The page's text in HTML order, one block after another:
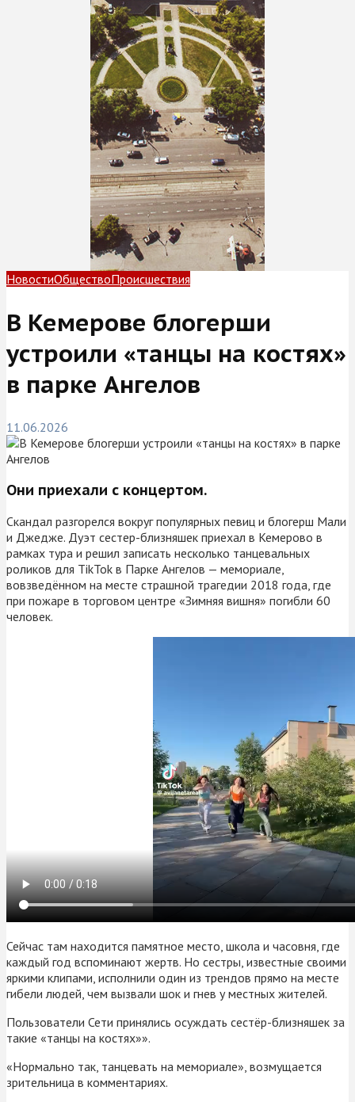
НовостиОбществоПроисшествия
В Кемерове блогерши
устроили «танцы на костях»
в парке Ангелов
11.06.2026
Они приехали с концертом.
Скандал разгорелся вокруг популярных певиц и блогерш Мали
и Джедже. Дуэт сестер-близняшек приехал в Кемерово в
рамках тура и решил записать несколько танцевальных
роликов для TikTok в Парке Ангелов — мемориале,
вовзведённом на месте страшной трагедии 2018 года, где
при пожаре в торговом центре «Зимняя вишня» погибли 60
человек.
Сейчас там находится памятное место, школа и часовня, где
каждый год вспоминают жертв. Но сестры, известные своими
яркими клипами, исполнили один из трендов прямо на месте
гибели людей, чем вызвали шок и гнев у местных жителей.
Пользователи Сети принялись осуждать сестёр-близняшек за
такие «танцы на костях»».
«Нормально так, танцевать на мемориале», возмущается
зрительница в комментариях.